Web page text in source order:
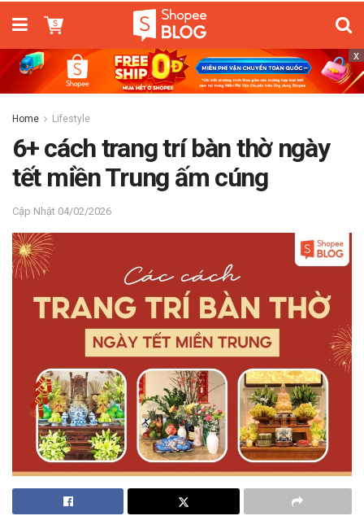
x
Home Lifestyle
6+ cách trang trí bàn thờ ngày
tết miền Trung ấm cúng
04/02/2026